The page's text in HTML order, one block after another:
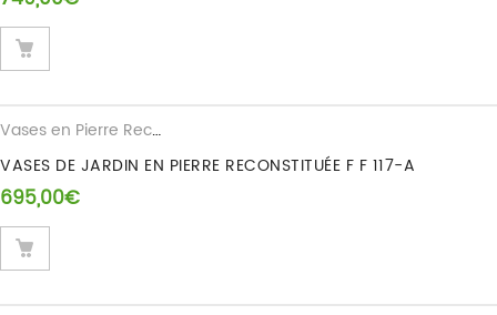
Vases en Pierre Reconstituee
VASES DE JARDIN EN PIERRE RECONSTITUÉE F F 117-A
695,00€